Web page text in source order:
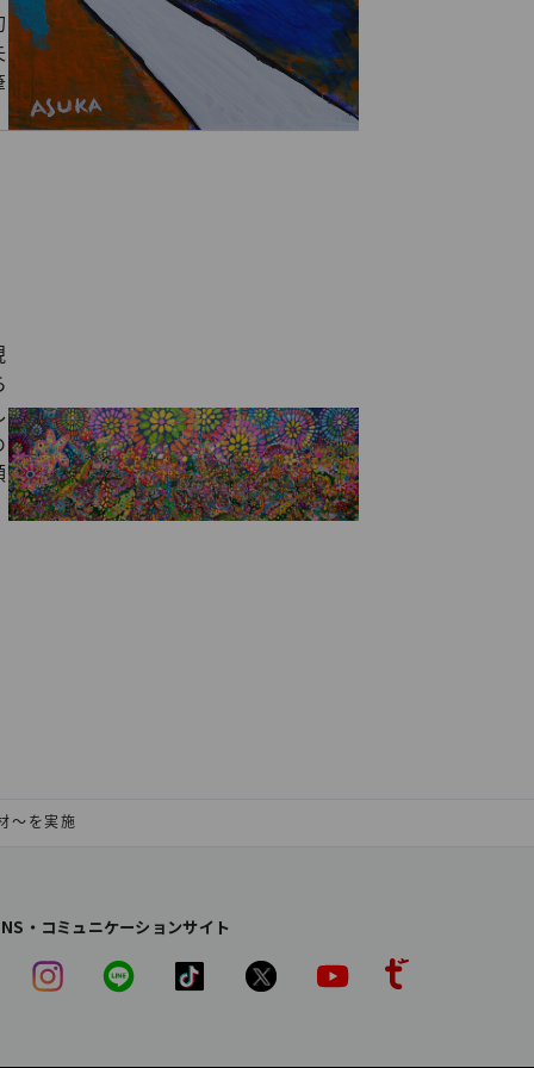
～を実施
・コミュニケーションサイト